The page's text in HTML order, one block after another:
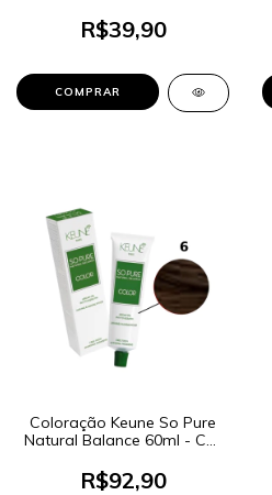
R$39,90
Coloração Keune So Pure
Natural Balance 60ml - Cor
R$92,90